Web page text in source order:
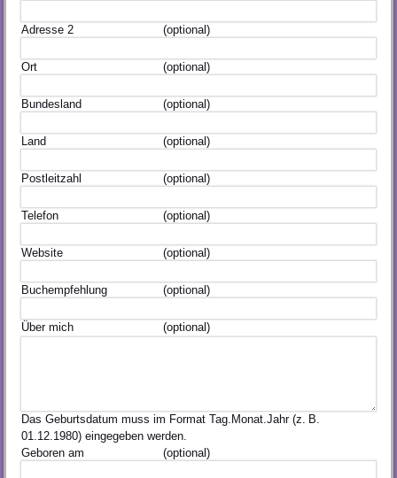
Adresse 2 (optional)
Ort (optional)
Bundesland (optional)
Land (optional)
Postleitzahl (optional)
Telefon (optional)
Website (optional)
Buchempfehlung (optional)
Über mich (optional)
Das Geburtsdatum muss im Format Tag.Monat.Jahr (z. B.
01.12.1980) eingegeben werden.
Geboren am
(optional)